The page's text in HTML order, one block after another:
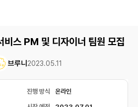
비스 PM 및 디자이너 팀원 모집
브루니 2023.05.11
진행 방식 온라인